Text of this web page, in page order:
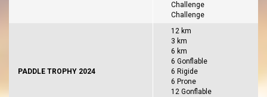
Challenge
Challenge
PADDLE TROPHY 2024
12 km
3 km
6 km
6 Gonflable
6 Rigide
6 Prone
12 Gonflable